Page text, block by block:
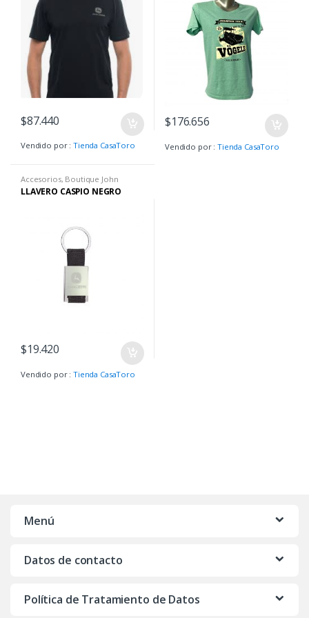
$87.440
Vendido por :Tienda CasaToro
$176.656
Vendido por :Tienda CasaToro
Accesorios, Boutique John
Deere,Llaveros
LLAVERO CASPIO NEGRO
$19.420
Vendido por :Tienda CasaToro
Menú
Datos de contacto
Política de Tratamiento de Datos